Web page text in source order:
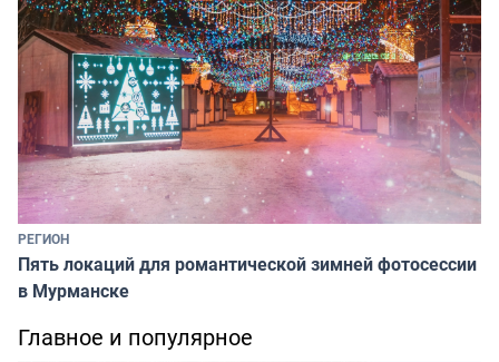
РЕГИОН
Пять локаций для романтической зимней фотосессии
в Мурманске
Главное и популярное